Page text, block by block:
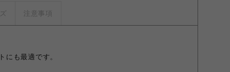
注意事項
にも最適です。